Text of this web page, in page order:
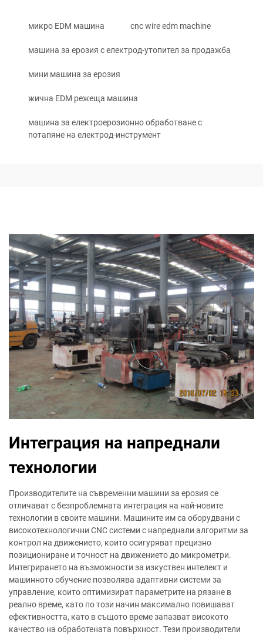
микро EDM машина cnc wire edm machine
машина за ерозия с електрод-утопител за продажба
мини машина за ерозия
жична EDM режеща машина
машина за електроерозионно обработване с
потапяне на електрод-инструмент
Интеграция на напреднали
технологии
Производителите на съвременни машини за ерозия се
отличават с безпроблемната интеграция на най-новите
технологии в своите машини. Машините им са оборудвани с
високотехнологични CNC системи с напреднали алгоритми за
контрол на движението, които осигуряват прецизно
позициониране и точност на движението до микрометри.
Интегрирането на възможности за изкуствен интелект и
машинното обучение позволява адаптивни системи за
управление, които оптимизират параметрите на рязане в
реално време, като по този начин максимално повишават
ефективността, като в същото време запазват високото
качество на обработената повърхност. Тези производители